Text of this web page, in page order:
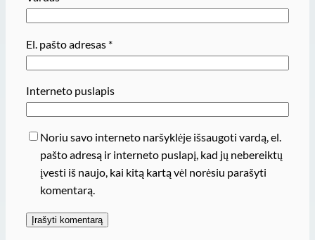
El. pašto adresas *
Interneto puslapis
Noriu savo interneto naršyklėje išsaugoti vardą, el.
pašto adresą ir interneto puslapį, kad jų nebereiktų
įvesti iš naujo, kai kitą kartą vėl norėsiu parašyti
komentarą.